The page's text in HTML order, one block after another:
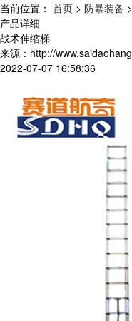
当前位置： 首页 > 防暴装备 >
产品详细
战术伸缩梯
来源： http://
2022-07-07 16:58:36